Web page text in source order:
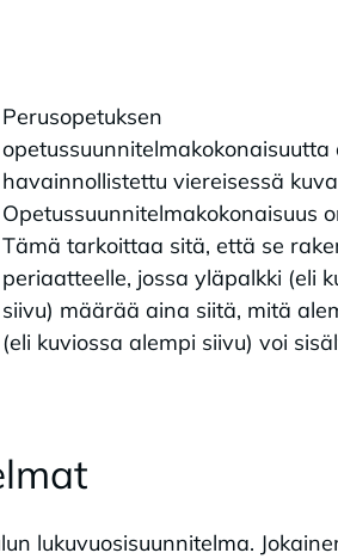
Perusopetuksen
opetussuunnitelmakokonaisuutta
havainnollistettu viereisessä
Opetussuunnitelmakokonaisuus
Tämä tarkoittaa sitä, että se
periaatteelle, jossa yläpalkki (eli
siivu) määrää aina siitä, mitä
(eli kuviossa alempi siivu) voi
lukuvuosisuunnitelma.